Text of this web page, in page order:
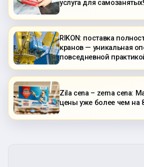
услуга для самозанятых!
RIKON: поставка
кранов — уникальная
повседневной
Zila cena – zema cena:
цены уже более чем на